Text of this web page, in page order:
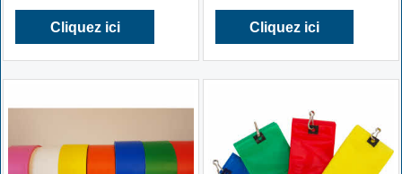
Cliquez ici Cliquez ici